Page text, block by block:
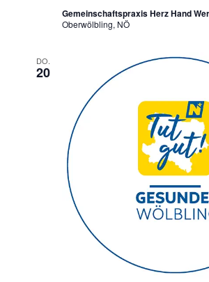
Gemeinschaftspraxis Herz Hand
Oberwölbling, NÖ
DO.
20